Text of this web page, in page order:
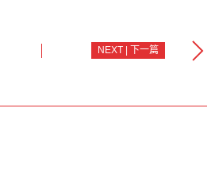
NEXT | 下一篇